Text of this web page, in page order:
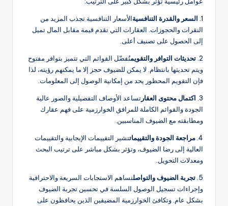
1. السعر والقدرة التنافسيةالأسعار التنافسية تجذب المزيد من
النقرات والحجوزات. العقارات التي تقدم قيمة مقابل المال تميل
إلى الحصول على تصنيف أعلى.
2. تحديثات التوافر والتقويمتُفضّل القوائم التي تتميز بتوافر مفتوح
ويتم تحديثها بانتظام. لا يمكن للضيوف حجز إلا ما يمكنهم رؤيته، لذا
فإن التقويم المحظور يحد من إمكانية الوصول إلى المعلومات.
3. اكتمال محتوى العقار تساعد الأوصاف التفصيلية والصور عالية
الجودة والقوائم الكاملة للمرافق الخوارزمية على فهم عقارك
ومطابقته مع الضيوف المناسبين.
4. مراجعة الجودة والتقييماتتشير التقييمات الإيجابية والتقييمات
العالية إلى رضا الضيوف، وتؤثر بشكل مباشر على ترتيب البحث
ومعدلات التحويل.
5. تجربة الضيوف والتواصلتساهم الاستجابات السريعة والاحترافية
وإجراءات تسجيل الوصول السلسة في تحسين تجربة الضيوف
بشكل عام. وتكافئ الخوارزمية المضيفين الذين يحافظون على